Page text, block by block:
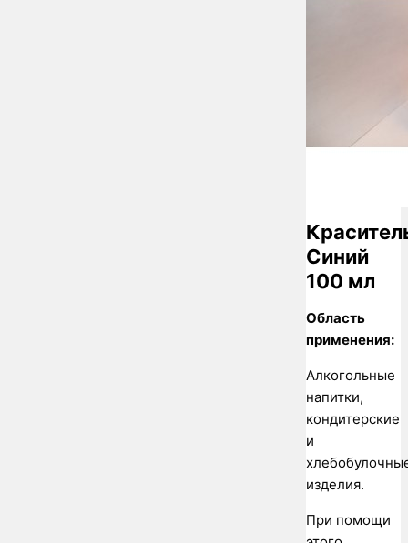
Синий
100 мл
Область
применения:
Алкогольные
напитки,
кондитерские
и
изделия.
При помощи